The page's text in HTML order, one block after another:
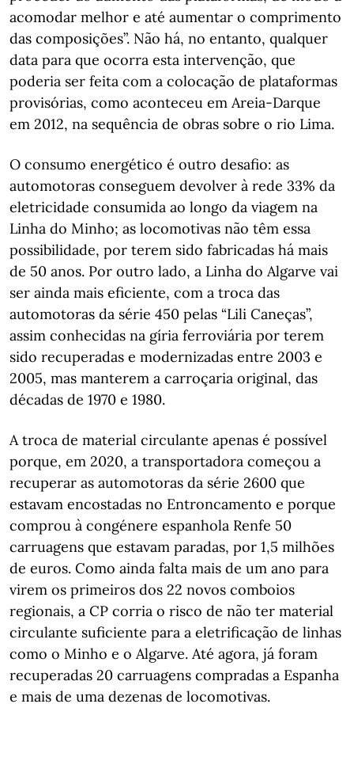
acomodar melhor e até aumentar o comprimento
das composições”. Não há, no entanto, qualquer
data para que ocorra esta intervenção, que
poderia ser feita com a colocação de plataformas
provisórias, como aconteceu em Areia-Darque
em 2012, na sequência de obras sobre o rio Lima.
O consumo energético é outro desafio: as
automotoras conseguem devolver à rede 33% da
eletricidade consumida ao longo da viagem na
Linha do Minho; as locomotivas não têm essa
possibilidade, por terem sido fabricadas há mais
de 50 anos. Por outro lado, a Linha do Algarve vai
ser ainda mais eficiente, com a troca das
automotoras da série 450 pelas “Lili Caneças”,
assim conhecidas na gíria ferroviária por terem
sido recuperadas e modernizadas entre 2003 e
2005, mas manterem a carroçaria original, das
décadas de 1970 e 1980.
A troca de material circulante apenas é possível
porque, em 2020, a transportadora começou a
recuperar as automotoras da série 2600 que
estavam encostadas no Entroncamento e porque
comprou à congénere espanhola Renfe 50
carruagens que estavam paradas, por 1,5 milhões
de euros. Como ainda falta mais de um ano para
virem os primeiros dos 22 novos comboios
regionais, a CP corria o risco de não ter material
circulante suficiente para a eletrificação de linhas
como o Minho e o Algarve. Até agora, já foram
recuperadas 20 carruagens compradas a Espanha
e mais de uma dezenas de locomotivas.